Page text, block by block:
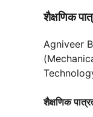
शैक्षणिक
Agniveer
Technology)
शैक्षणिक